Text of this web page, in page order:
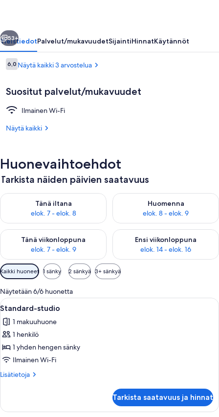
Seuraava
53+
YleistiedotPalvelut/mukavuudetSijaintiHinnatKäytännöt
Arvostelut
6,06,0 kautta 10.
Näytä kaikki 3 arvostelua
Suositut palvelut/mukavuudet
Ilmainen Wi-Fi
Näytä kaikki
Huonevaihtoehdot
Tarkista näiden päivien saatavuus
Tänä iltana
elok. 7 - elok. 8
Tarkista tämän illan saatavuus elok. 7 - elok. 8
Huomenna
elok. 8 - elok. 9
Tarkista huomisen saatavuus
Tänä viikonloppuna
elok. 7 - elok. 9
Tarkista tämän viikonlopun saatavuus elok. 7 - elok. 9
Ensi viikonloppuna
elok. 14 - elok. 16
Tarkista ensi viikonlopun
Huoneille
saatavilla
olevia
suodattimia
Kaikki huoneet 1 sänky 2 sänkyä 3+ sänkyä
Näytetään 6/6 huonetta
Avaa
kaikki
huonetyypin
Standard-
studio
kuvat
Kompakti hotellihuone, jossa on
5
Standard-studio
1 makuuhuone
1 henkilö
1 yhden hengen sänky
Ilmainen Wi-Fi
Lisätietoja
Lisätietoja
Tarkista saatavuus ja hinnat